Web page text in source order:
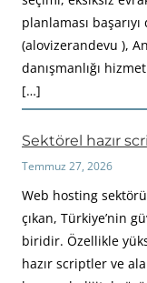
planlaması
(alovizerandevu ),
danışmanlığı
[…]
Sektörel hazır
Temmuz 27, 2026
Web hosting
çıkan, Türkiye’nin
biridir. Özellikle
hazır scriptler ve